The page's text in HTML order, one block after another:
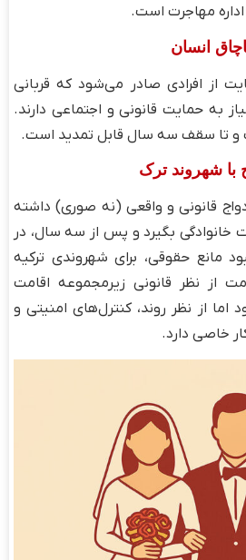
مهاجرت است.
انسان
از افرادی صادر می‌شود که قربانی
به حمایت قانونی و اجتماعی دارند.
با شهروند ترک
قانونی و واقعی (نه صوری) داشته
خانوادگی بگیرد و پس از سه سال، در
مانع حقوقی، برای شهروندی ترکیه
از نظر قانونی زیرمجموعه اقامت
از نظر روند، کنترل‌های امنیتی و
خاصی دارد.